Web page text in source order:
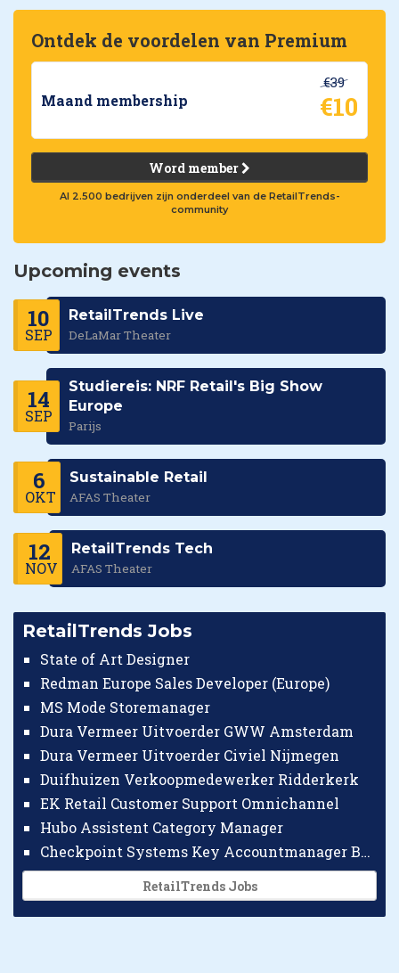
Ontdek de voordelen van Premium
Maand membership
€39
€10
Word member
Al 2.500 bedrijven zijn onderdeel van de RetailTrends-
community
Upcoming events
10
SEP
RetailTrends Live
DeLaMar Theater
14
SEP
Studiereis: NRF Retail's Big Show
Europe
Parijs
6
OKT
Sustainable Retail
AFAS Theater
12
NOV
RetailTrends Tech
AFAS Theater
RetailTrends Jobs
State of Art Designer
Redman Europe Sales Developer (Europe)
MS Mode Storemanager
Dura Vermeer Uitvoerder GWW Amsterdam
Dura Vermeer Uitvoerder Civiel Nijmegen
Duifhuizen Verkoopmedewerker Ridderkerk
EK Retail Customer Support Omnichannel
Hubo Assistent Category Manager
Checkpoint Systems Key Accountmanager Benelux
RetailTrends Jobs